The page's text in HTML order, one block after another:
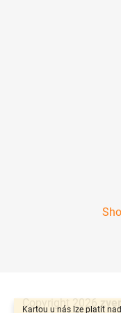
Kartou u nás lze platit
Copyright 2026